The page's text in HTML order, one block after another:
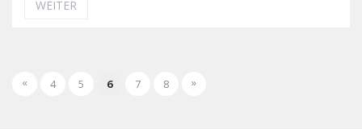
WEITER
« 4 5 6 7 8 »